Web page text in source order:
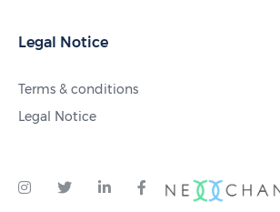
Legal Notice
Terms & conditions
Legal Notice